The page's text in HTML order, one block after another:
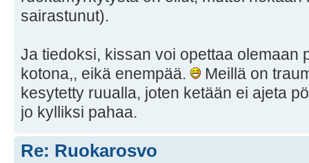
sairastunut).
Ja tiedoksi, kissan voi opettaa olemaan
kotona,, eikä enempää.
Meillä on
kesytetty ruualla, joten ketään ei ajeta
jo kylliksi pahaa.
Re: Ruokarosvo